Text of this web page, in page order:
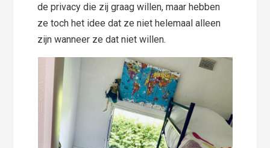
de privacy die zij graag willen, maar hebben
ze toch het idee dat ze niet helemaal alleen
zijn wanneer ze dat niet willen.